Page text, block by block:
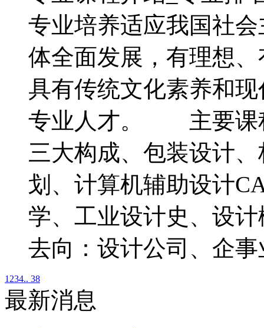
专业培养适应我国社
体全面发展，有理想
具有传统文化素养和
专业人才。 主要课
三大构成、包装设计
划、计算机辅助设计
学、工业设计史、设
去向：设计公司、企
1 234.. 38
最新消息